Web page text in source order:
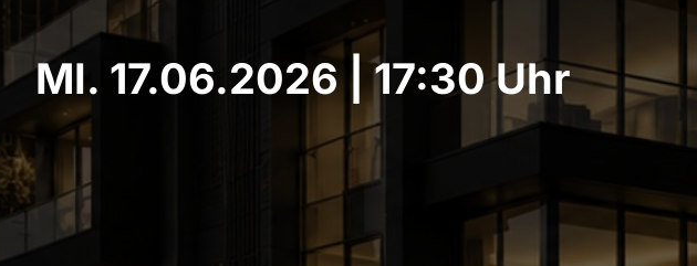
MI. 17.06.2026 | 17:30 Uhr